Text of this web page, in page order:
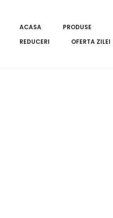
ACASA PRODUSE
REDUCERI
OFERTA ZILEI